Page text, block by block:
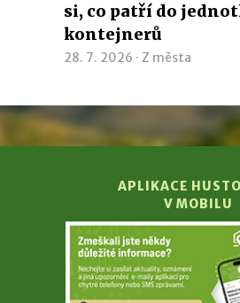
si, co patří do
kontejnerů
28. 7. 2026 · Z města
APLIKACE
V MOBILU